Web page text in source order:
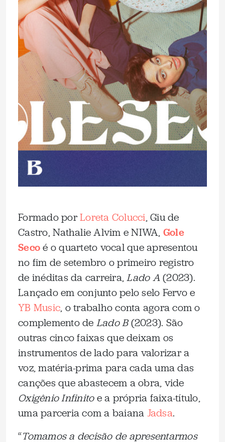
Formado porLoreta Colucci, Giu de
Castro, Nathalie Alvim e NIWA, Gole
Seco é o quarteto vocal que apresentou
no fim de setembro o primeiro registro
de inéditas da carreira,Lado A(2023).
Lançado em conjunto pelo selo Fervo e
YB Music, o trabalho conta agora com o
complemento de Lado B(2023). São
outras cinco faixas que deixam os
instrumentos de lado para valorizar a
voz, matéria-prima para cada uma das
canções que abastecem a obra, vide
Oxigênio Infinitoe a própria faixa-título,
uma parceria com a baiana Jadsa.
“Tomamos a decisão de apresentarmos